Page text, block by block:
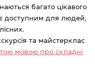
багато цікавого
доступним для людей,
та майстерклас
мовою про складні